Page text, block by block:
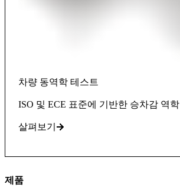
차량 동역학 테스트
ISO 및 ECE 표준에 기반한 승차감 역학
살펴보기
제품